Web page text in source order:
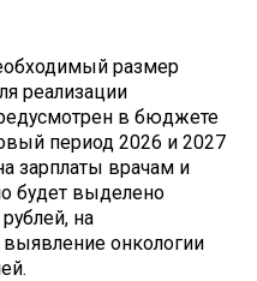
размер
реализации
в бюджете
период 2026 и 2027
зарплаты врачам и
будет выделено
на
онкологии